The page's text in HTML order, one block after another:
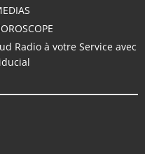
Radio à votre Service avec